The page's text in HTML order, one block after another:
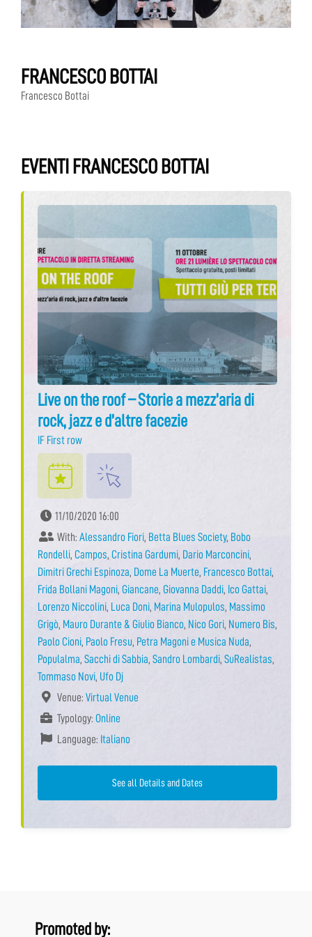
FRANCESCO BOTTAI
Francesco Bottai
EVENTI FRANCESCO BOTTAI
Live on the roof – Storie a mezz’aria di
rock, jazz e d’altre facezie
IF First row
11/10/2020 16:00
With: Alessandro Fiori, Betta Blues Society, Bobo
Rondelli, Campos, Cristina Gardumi, Dario Marconcini,
Dimitri Grechi Espinoza, Dome La Muerte, Francesco Bottai,
Frida Bollani Magoni, Giancane, Giovanna Daddi, Ico Gattai,
Lorenzo Niccolini, Luca Doni, Marina Mulopulos, Massimo
Grigò, Mauro Durante & Giulio Bianco, Nico Gori, Numero Bis,
Paolo Cioni, Paolo Fresu, Petra Magoni e Musica Nuda,
Populalma, Sacchi di Sabbia, Sandro Lombardi, SuRealistas,
Tommaso Novi, Ufo Dj
Venue: Virtual Venue
Typology: Online
Language: Italiano
See all Details and Dates
Promoted by: